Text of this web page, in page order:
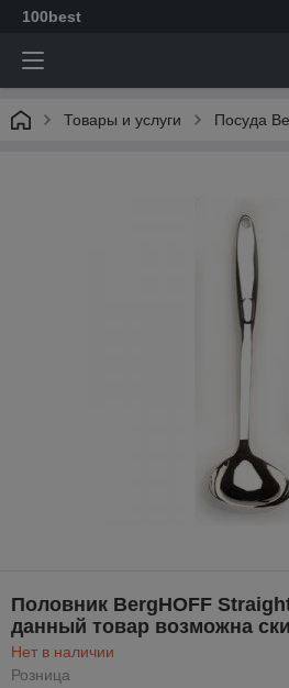
100best
Товары и услуги Посуда
Половник BergHOFF
данный товар возможна
Нет в наличии
Розница